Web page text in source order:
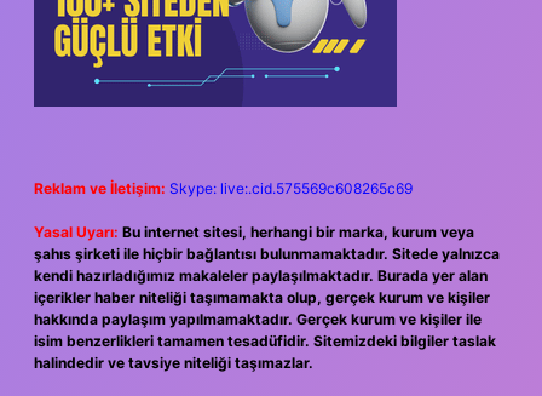
Reklam ve İletişim: Skype: live:.cid.575569c608265c69
Yasal Uyarı: Bu internet sitesi, herhangi bir marka, kurum veya
şahıs şirketi ile hiçbir bağlantısı bulunmamaktadır. Sitede yalnızca
kendi hazırladığımız makaleler paylaşılmaktadır. Burada yer alan
içerikler haber niteliği taşımamakta olup, gerçek kurum ve kişiler
hakkında paylaşım yapılmamaktadır. Gerçek kurum ve kişiler ile
isim benzerlikleri tamamen tesadüfidir. Sitemizdeki bilgiler taslak
halindedir ve tavsiye niteliği taşımazlar.